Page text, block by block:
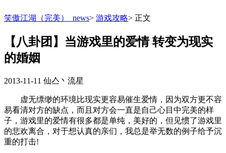
笑傲江湖（完美）_news> 游戏攻略> 正文
【八卦团】当游戏里的爱情 转变为现实
的婚姻
2013-11-11 仙亼丶流星
虚无缥缈的环境比现实更容易催生爱情，因为双方更不容
易看清对方的缺点，而且对方会一直是自己心目中完美的样
子，游戏里的爱情有很多都是单纯，美好的，但见惯了游戏里
的悲欢离合，对于想认真的亲们，我总是举无数的例子给予沉
重的打击!